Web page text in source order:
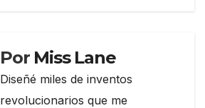
Por Miss Lane
Diseñé miles de inventos
revolucionarios que me